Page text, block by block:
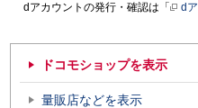
dアカウントの発行・確認は「
d
ドコモショップを表示
量販店などを表示